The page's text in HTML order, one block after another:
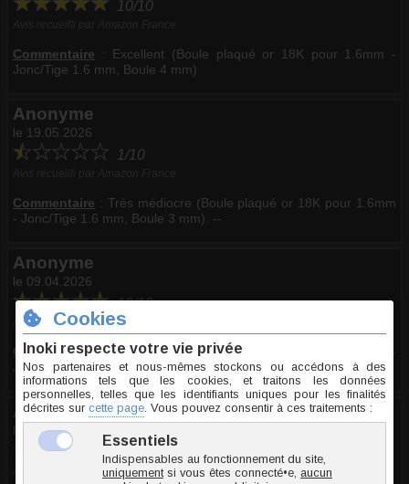
10/10
Commentaire : Excellent (Boule plaqué or 18K pour 1.6mm -
Jonc/Tige 1.6 mm, Boule 4 mm)
Anonyme
le 19.05.2026
1/10
Commentaire : Très médiocre (Boule plaqué or 18K pour 1.6mm
- Jonc/Tige 1.6 mm, Boule 3 mm). --
Anonyme
le 09.04.2026
10/10
Avis recueilli par Amazon France
Commentaire:Excellent (Boule plaqué or 18K pour 1.6mm -
Jonc/Tige 1.6 mm, Boule 3 mm)
Anonyme
le 09.02.2026
10/10
Avis recueilli par Amazon France